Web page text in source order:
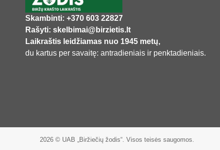
Skambinti: +370 603 22827
Rašyti: skelbimai@birzietis.lt
Laikraštis leidžiamas nuo 1945 metų,
du kartus per savaitę: antradieniais ir penktadieniais.
2026 © UAB „Biržiečių žodis“. Visos teisės saugomos.